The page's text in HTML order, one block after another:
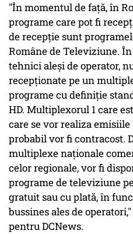
"În momentul de față, în
programe care pot fi
de recepție sunt
Române de Televiziune.
tehnici aleși de operator,
recepționate pe un
programe cu definiție
HD. Multiplexorul 1 care
care se vor realiza
probabil vor fi contracost.
multiplexe naționale
celor regionale, vor fi
programe de televiziune
gratuit sau cu plată, în
bussines ales de
pentru DCNews.